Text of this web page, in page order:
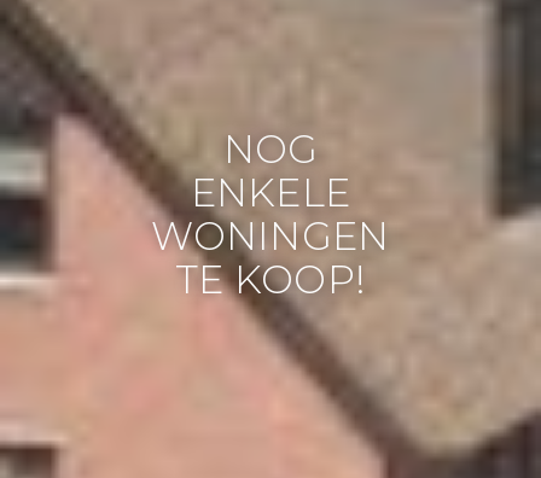
NOG
ENKELE
WONINGEN
TE KOOP!